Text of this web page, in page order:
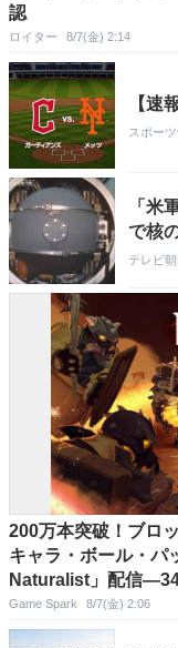
認
ロイター 8/7(金) 2:14
【速
スポー
「米
で核
テレビ朝
200万本突破！ブロ
キャラ・ボール・パ
Naturalist」配信
Game Spark 8/7(金) 2:06